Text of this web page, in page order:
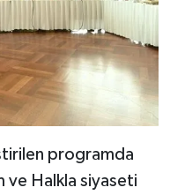
programda
ve Halkla siyaseti